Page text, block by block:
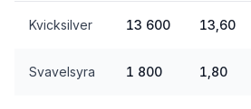
Kvicksilver 13 600 13,60
Svavelsyra 1 800 1,80